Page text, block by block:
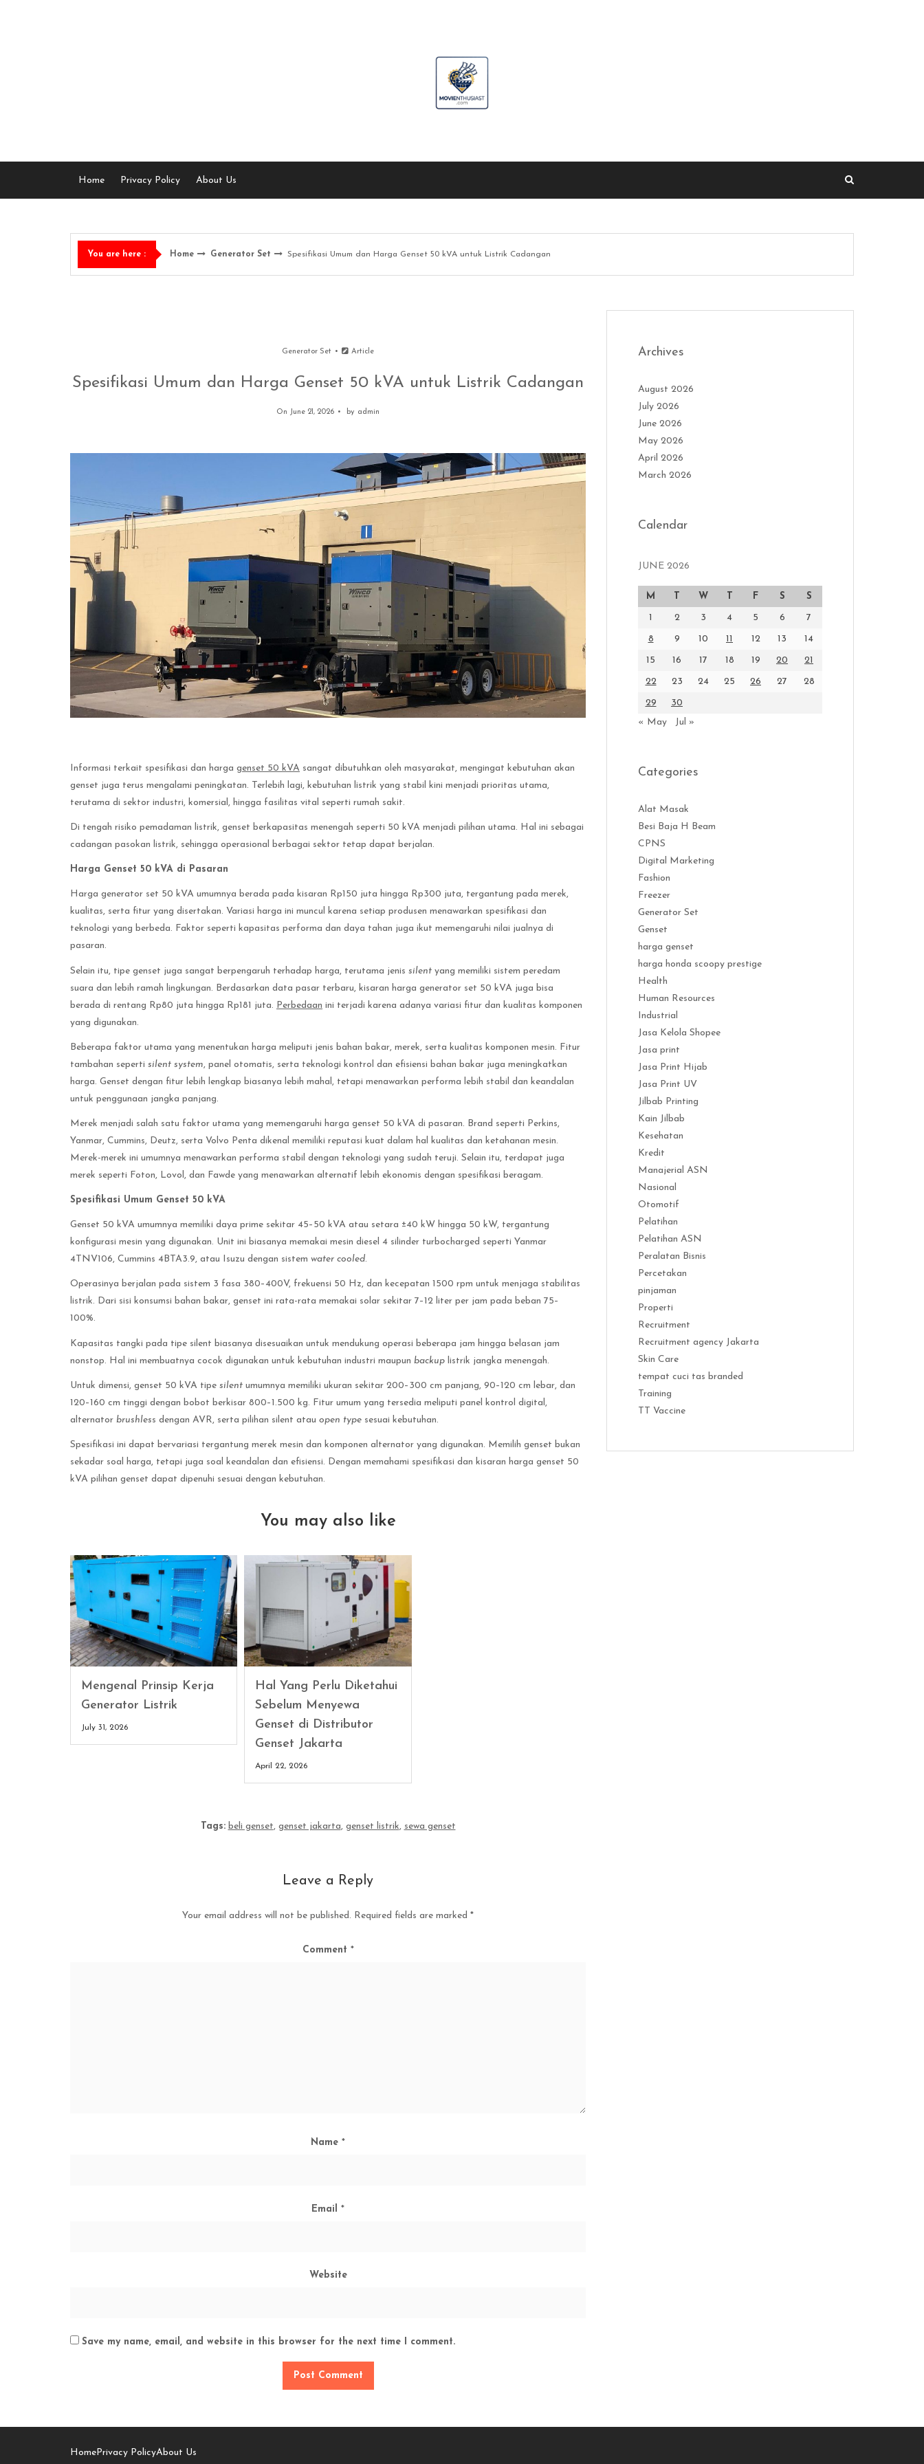
Home Privacy Policy About Us
You are here : Home Generator Set Spesifikasi Umum dan Harga Genset 50 kVA untuk Listrik Cadangan
Generator Set Article
Spesifikasi Umum dan Harga Genset 50 kVA untuk Listrik Cadangan
On June 21, 2026 by admin
Informasi terkait spesifikasi dan harga genset 50 kVA sangat dibutuhkan oleh masyarakat, mengingat kebutuhan akan
genset juga terus mengalami peningkatan. Terlebih lagi, kebutuhan listrik yang stabil kini menjadi prioritas utama,
terutama di sektor industri, komersial, hingga fasilitas vital seperti rumah sakit.
Di tengah risiko pemadaman listrik, genset berkapasitas menengah seperti 50 kVA menjadi pilihan utama. Hal ini sebagai
cadangan pasokan listrik, sehingga operasional berbagai sektor tetap dapat berjalan.
Harga Genset 50 kVA di Pasaran
Harga generator set 50 kVA umumnya berada pada kisaran Rp150 juta hingga Rp300 juta, tergantung pada merek,
kualitas, serta fitur yang disertakan. Variasi harga ini muncul karena setiap produsen menawarkan spesifikasi dan
teknologi yang berbeda. Faktor seperti kapasitas performa dan daya tahan juga ikut memengaruhi nilai jualnya di
pasaran.
Selain itu, tipe genset juga sangat berpengaruh terhadap harga, terutama jenis silent yang memiliki sistem peredam
suara dan lebih ramah lingkungan. Berdasarkan data pasar terbaru, kisaran harga generator set 50 kVA juga bisa
berada di rentang Rp80 juta hingga Rp181 juta. Perbedaan ini terjadi karena adanya variasi fitur dan kualitas komponen
yang digunakan.
Beberapa faktor utama yang menentukan harga meliputi jenis bahan bakar, merek, serta kualitas komponen mesin. Fitur
tambahan seperti silent system, panel otomatis, serta teknologi kontrol dan efisiensi bahan bakar juga meningkatkan
harga. Genset dengan fitur lebih lengkap biasanya lebih mahal, tetapi menawarkan performa lebih stabil dan keandalan
untuk penggunaan jangka panjang.
Merek menjadi salah satu faktor utama yang memengaruhi harga genset 50 kVA di pasaran. Brand seperti Perkins,
Yanmar, Cummins, Deutz, serta Volvo Penta dikenal memiliki reputasi kuat dalam hal kualitas dan ketahanan mesin.
Merek-merek ini umumnya menawarkan performa stabil dengan teknologi yang sudah teruji. Selain itu, terdapat juga
merek seperti Foton, Lovol, dan Fawde yang menawarkan alternatif lebih ekonomis dengan spesifikasi beragam.
Spesifikasi Umum Genset 50 kVA
Genset 50 kVA umumnya memiliki daya prime sekitar 45–50 kVA atau setara ±40 kW hingga 50 kW, tergantung
konfigurasi mesin yang digunakan. Unit ini biasanya memakai mesin diesel 4 silinder turbocharged seperti Yanmar
4TNV106, Cummins 4BTA3.9, atau Isuzu dengan sistem water cooled.
Operasinya berjalan pada sistem 3 fasa 380–400V, frekuensi 50 Hz, dan kecepatan 1500 rpm untuk menjaga stabilitas
listrik. Dari sisi konsumsi bahan bakar, genset ini rata-rata memakai solar sekitar 7–12 liter per jam pada beban 75–
100%.
Kapasitas tangki pada tipe silent biasanya disesuaikan untuk mendukung operasi beberapa jam hingga belasan jam
nonstop. Hal ini membuatnya cocok digunakan untuk kebutuhan industri maupun backup listrik jangka menengah.
Untuk dimensi, genset 50 kVA tipe silent umumnya memiliki ukuran sekitar 200–300 cm panjang, 90–120 cm lebar, dan
120–160 cm tinggi dengan bobot berkisar 800–1.500 kg. Fitur umum yang tersedia meliputi panel kontrol digital,
alternator brushless dengan AVR, serta pilihan silent atau open type sesuai kebutuhan.
Spesifikasi ini dapat bervariasi tergantung merek mesin dan komponen alternator yang digunakan. Memilih genset bukan
sekadar soal harga, tetapi juga soal keandalan dan efisiensi. Dengan memahami spesifikasi dan kisaran harga genset 50
kVA pilihan genset dapat dipenuhi sesuai dengan kebutuhan.
You may also like
Mengenal Prinsip Kerja
Generator Listrik
July 31, 2026
Hal Yang Perlu Diketahui
Sebelum Menyewa
Genset di Distributor
Genset Jakarta
April 22, 2026
Tags: beli genset, genset jakarta, genset listrik, sewa genset
Leave a Reply
Your email address will not be published. Required fields are marked *
Comment *
Name *
Email *
Website
Save my name, email, and website in this browser for the next time I comment.
Archives
August 2026
July 2026
June 2026
May 2026
April 2026
March 2026
Calendar
JUNE 2026
M T W T F S S
1 2 3 4 5 6 7
8 9 10 11 12 13 14
15 16 17 18 19 20 21
22 23 24 25 26 27 28
29
30
« May
Jul »
Categories
Alat Masak
Besi Baja H Beam
CPNS
Digital Marketing
Fashion
Freezer
Generator Set
Genset
harga genset
harga honda scoopy prestige
Health
Human Resources
Industrial
Jasa Kelola Shopee
Jasa print
Jasa Print Hijab
Jasa Print UV
Jilbab Printing
Kain Jilbab
Kesehatan
Kredit
Manajerial ASN
Nasional
Otomotif
Pelatihan
Pelatihan ASN
Peralatan Bisnis
Percetakan
pinjaman
Properti
Recruitment
Recruitment agency Jakarta
Skin Care
tempat cuci tas branded
Training
TT Vaccine
HomePrivacy PolicyAbout Us